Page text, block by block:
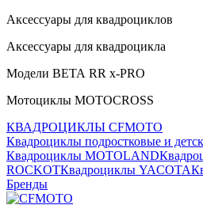
Аксессуары для квадроциклов
Аксессуары для квадроцикла
Модели ВЕТА RR x-PRO
Мотоциклы MOTOCROSS
КВАДРОЦИКЛЫ CFMOTO
Квадроциклы подростковые и
Квадроциклы MOTOLAND
ROCKOTКвадроциклы YACOTA
Бренды